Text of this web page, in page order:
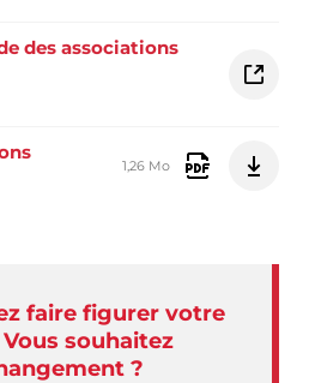
des associations
1,26 Mo
faire figurer votre
souhaitez
?